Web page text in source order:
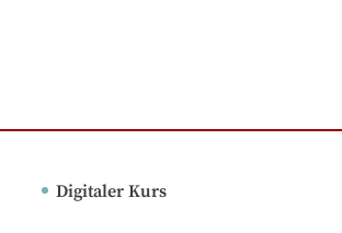
Digitaler Kurs